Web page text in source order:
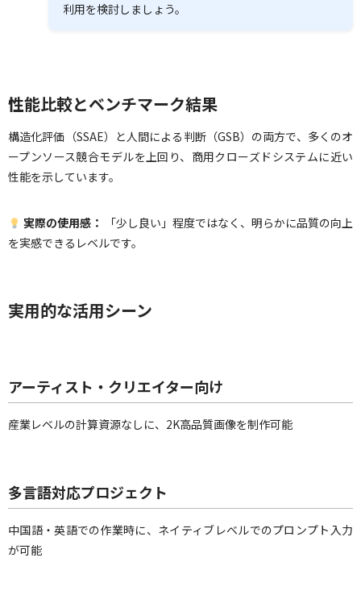
利用を検討しましょう。
性能比較とベンチマーク結果
構造化評価（SSAE）と人間による判断（GSB）の両方で、多くのオ
ープンソース競合モデルを上回り、商用クローズドシステムに近い
性能を示しています。
実際の使用感：
「少し良い」程度ではなく、明らかに品質の向上
を実感できるレベルです。
実用的な活用シーン
アーティスト・クリエイター向け
産業レベルの計算資源なしに、2K高品質画像を制作可能
多言語対応プロジェクト
中国語・英語での作業時に、ネイティブレベルでのプロンプト入力
が可能